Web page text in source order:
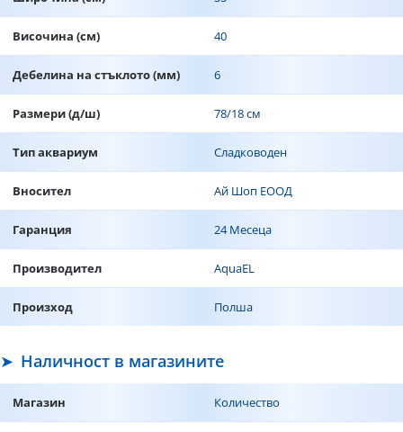
Височина (см) 40
Дебелина на стъклото (мм) 6
Размери (д/ш) 78/18 см
Тип аквариум Сладководен
Вносител Ай Шоп ЕООД
Гаранция 24 Месеца
Производител AquaEL
Произход Полша
Наличност в магазините
Магазин Количество